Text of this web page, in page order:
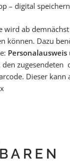
– digital
wird ab
können. Dazu
Personalausweis
den zugesendeten
Dieser kann